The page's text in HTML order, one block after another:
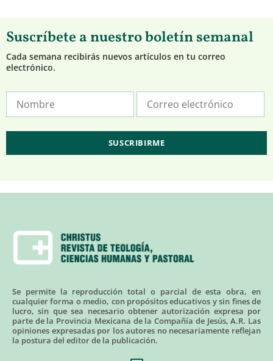
Suscríbete a nuestro boletín semanal
Cada semana recibirás nuevos artículos en tu correo
electrónico.
Se permite la reproducción total o parcial de esta obra, en
cualquier forma o medio, con propósitos educativos y sin fines de
lucro, sin que sea necesario obtener autorización expresa por
parte de la Provincia Mexicana de la Compañía de Jesús, A.R. Las
opiniones expresadas por los autores no necesariamente reflejan
la postura del editor de la publicación.